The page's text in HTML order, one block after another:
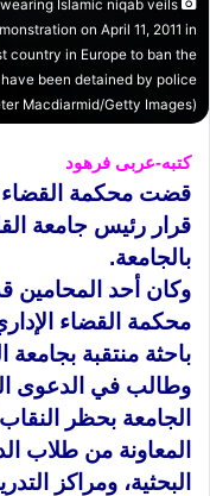
wearing Islamic niqab veils
on April 11, 2011 in
country in Europe to ban the
been detained by police
Macdiarmid/Getty Images)
كتبه-عربى فرهود
قضت محكمة القضاء
قرار رئيس جامعة
بالجامعة.
باحثة منتقبة بجامعة
وطالب في الدعوى
الجامعة بحظر
المعاونة من طلاب
البحثية، ومراكز